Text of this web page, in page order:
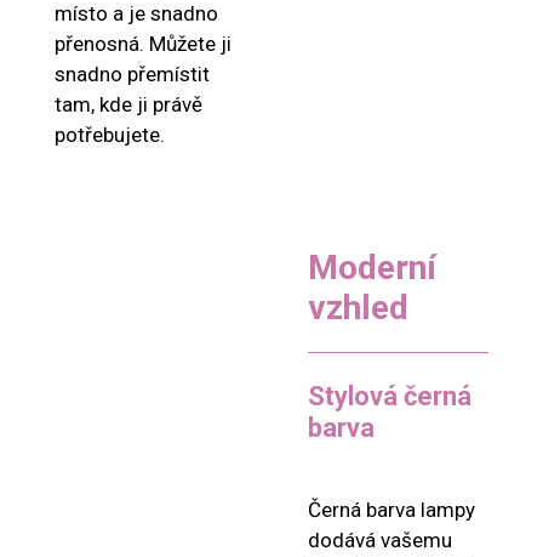
místo a je snadno
přenosná. Můžete ji
snadno přemístit
tam, kde ji právě
potřebujete.
Moderní
vzhled
Stylová černá
barva
Černá barva lampy
dodává vašemu